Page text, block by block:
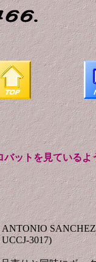
バットを見ているよ
3017)